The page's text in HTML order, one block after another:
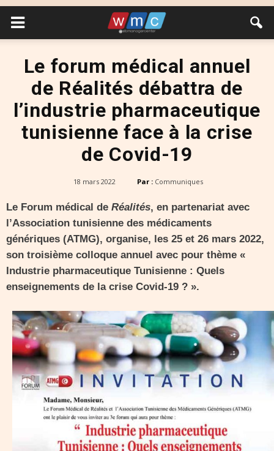
Le forum médical annuel
de Réalités débattra de
l’industrie pharmaceutique
tunisienne face à la crise
de Covid-19
18 mars 2022 Par : Communiques
Le Forum médical de Réalités, en partenariat avec
l’Association tunisienne des médicaments
génériques (ATMG), organise, les 25 et 26 mars 2022,
son troisième colloque annuel avec pour thème «
Industrie pharmaceutique Tunisienne : Quels
enseignements de la crise Covid-19 ? ».